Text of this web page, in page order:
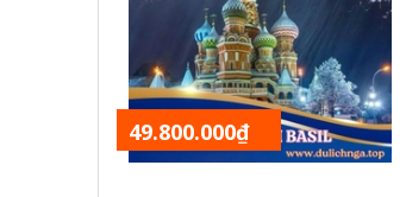
49.800.000₫